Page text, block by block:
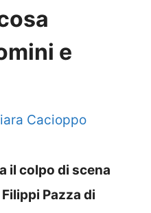
e
Cacioppo
il colpo di scena
Pazza di